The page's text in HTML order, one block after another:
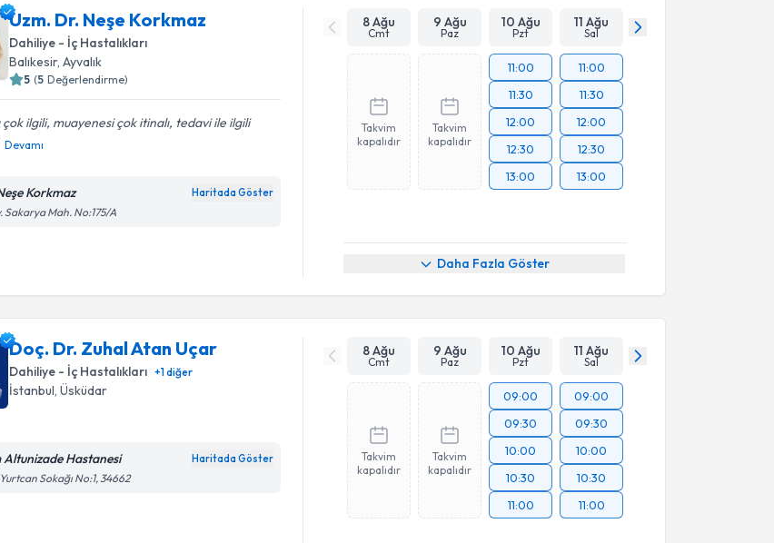
Uzm. Dr. Neşe Korkmaz
Dahiliye - İç Hastalıkları
Balıkesir, Ayvalık
5 (5 Değerlendirme)
çok ilgili, muayenesi çok itinalı, tedavi ile ilgili
Devamı
Korkmaz Haritada Göster
Sakarya Mah. No:175/A
8 Ağu
Cmt
9 Ağu
Paz
10 Ağu
Pzt
11 Ağu
Sal
Takvim
kapalıdır
Takvim
kapalıdır
11:00
11:30
12:00
12:30
13:00
11:00
11:30
12:00
12:30
13:00
Daha Fazla Göster
Doç. Dr. Zuhal Atan Uçar
Dahiliye - İç Hastalıkları +1diğer
İstanbul , Üsküdar
Altunizade Hastanesi Haritada Göster
Sokağı No:1, 34662
8 Ağu
Cmt
9 Ağu
Paz
10 Ağu
Pzt
11 Ağu
Sal
Takvim
kapalıdır
Takvim
kapalıdır
09:00
09:30
10:00
10:30
11:00
09:00
09:30
10:00
10:30
11:00